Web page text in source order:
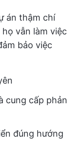
án thậm chí
vẫn làm việc
bảo việc
cung cấp phản
đúng hướng